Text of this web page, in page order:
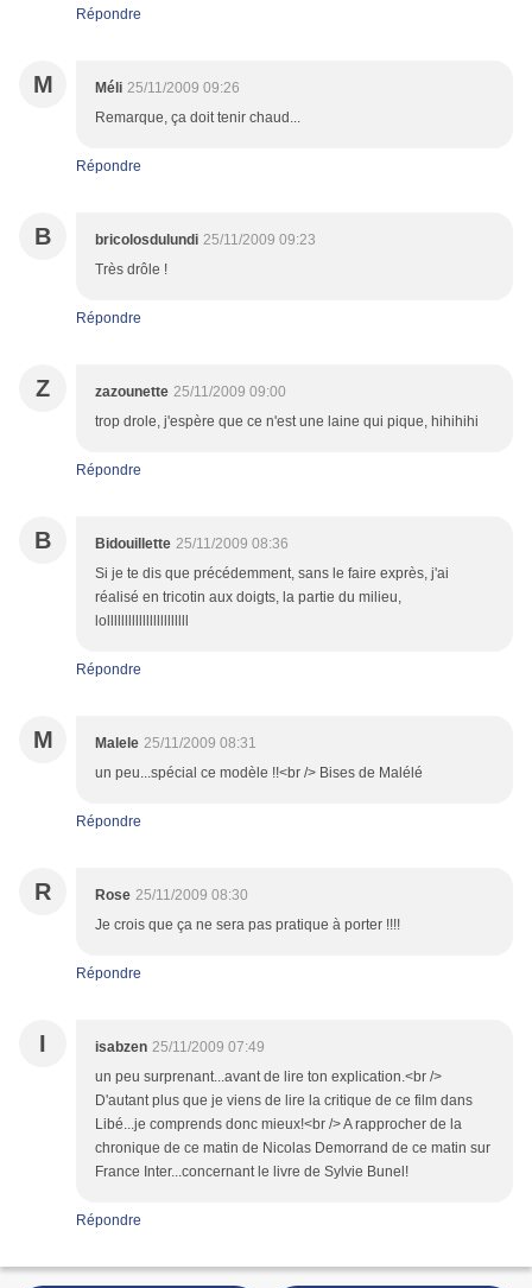
Répondre
M Méli 25/11/2009 09:26
Remarque, ça doit tenir chaud...
Répondre
B bricolosdulundi 25/11/2009 09:23
Très drôle !
Répondre
Z zazounette 25/11/2009 09:00
trop drole, j'espère que ce n'est une laine qui pique, hihihihi
Répondre
B Bidouillette 25/11/2009 08:36
Si je te dis que précédemment, sans le faire exprès, j'ai
réalisé en tricotin aux doigts, la partie du milieu,
lolllllllllllllllllllllll
Répondre
M Malele 25/11/2009 08:31
un peu...spécial ce modèle !!<br /> Bises de Malélé
Répondre
R Rose 25/11/2009 08:30
Je crois que ça ne sera pas pratique à porter !!!!
Répondre
I isabzen 25/11/2009 07:49
un peu surprenant...avant de lire ton explication.<br />
D'autant plus que je viens de lire la critique de ce film dans
Libé...je comprends donc mieux!<br /> A rapprocher de la
chronique de ce matin de Nicolas Demorrand de ce matin sur
France Inter...concernant le livre de Sylvie Bunel!
Répondre